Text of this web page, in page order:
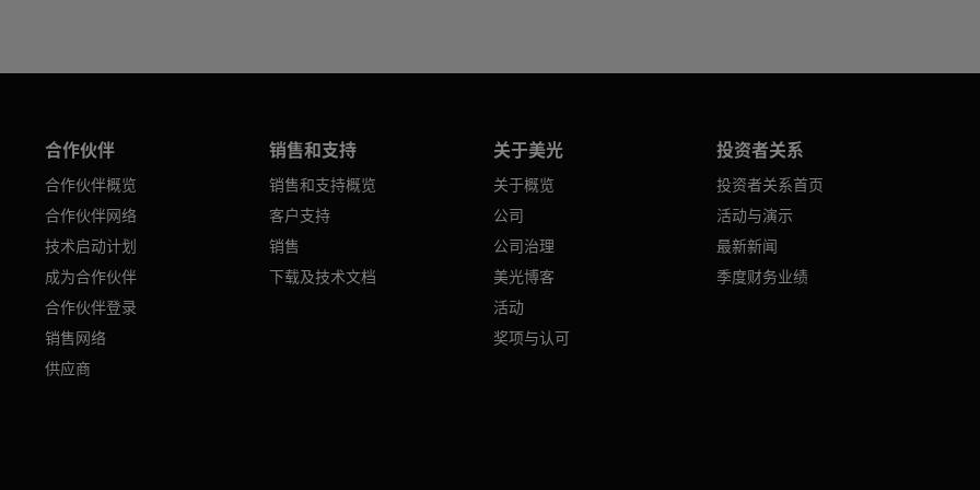
合作伙伴
合作伙伴概览
合作伙伴网络
技术启动计划
成为合作伙伴
合作伙伴登录
销售网络
供应商
销售和支持
销售和支持概览
客户支持
销售
下载及技术文档
关于美光
关于概览
公司
公司治理
美光博客
活动
奖项与认可
投资者关系
投资者关系首页
活动与演示
最新新闻
季度财务业绩